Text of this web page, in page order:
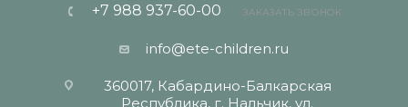
+7 988 937-60-00 ЗАКАЗАТЬ ЗВОНОК
info@ete-children.ru
360017, Кабардино-Балкарская
Республика, г. Нальчик, ул.